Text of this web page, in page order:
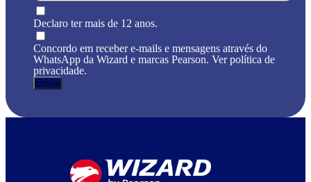
Declaro ter mais de 12 anos.
Concordo em receber e-mails e mensagens através do
WhatsApp da Wizard e marcas Pearson. Ver política de
privacidade.